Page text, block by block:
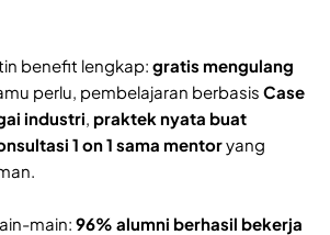
benefit lengkap: gratis mengulang
perlu, pembelajaran berbasis Case
industri, praktek nyata buat
1 on 1 sama mentoryang
main: 96% alumni berhasil bekerja